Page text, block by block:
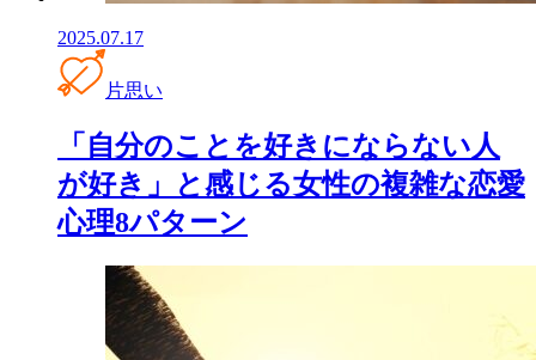
2025.07.17
片思い
「自分のことを好きにならない人
が好き」と感じる女性の複雑な恋愛
心理8パターン